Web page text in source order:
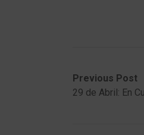
Previous Post
29 de Abril: En